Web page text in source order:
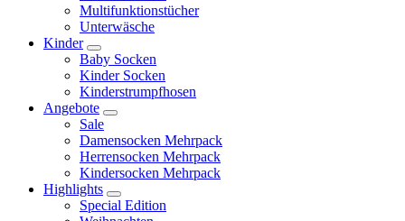
Multifunktionstücher
Unterwäsche
Kinder
Baby Socken
Kinder Socken
Kinderstrumpfhosen
Angebote
Sale
Damensocken Mehrpack
Herrensocken Mehrpack
Kindersocken Mehrpack
Highlights
Special Edition